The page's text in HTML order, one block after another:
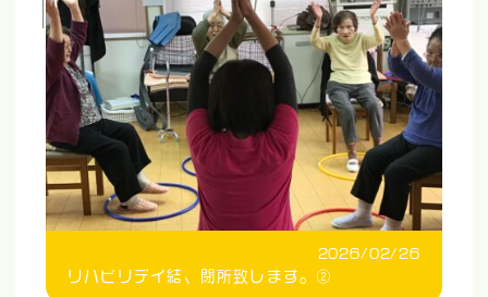
2026/02/26
リハビリデイ結、閉所致します。②